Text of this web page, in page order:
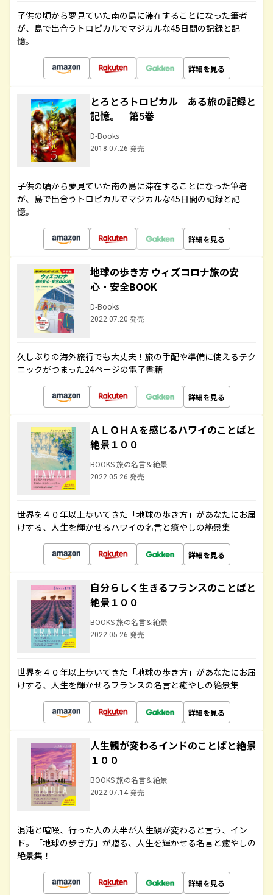
子供の頃から夢見ていた南の島に滞在することになった筆者
が、島で出合うトロピカルでマジカルな45日間の記録と記
憶。
詳細を見る
とろとろトロピカル ある旅の記録と
記憶。 第5巻
D-Books
2018.07.26 発売
子供の頃から夢見ていた南の島に滞在することになった筆者
が、島で出合うトロピカルでマジカルな45日間の記録と記
憶。
詳細を見る
地球の歩き方 ウィズコロナ旅の安
心・安全BOOK
D-Books
2022.07.20 発売
久しぶりの海外旅行でも大丈夫！旅の手配や準備に使えるテク
ニックがつまった24ページの電子書籍
詳細を見る
ＡＬＯＨＡを感じるハワイのことばと
絶景１００
BOOKS 旅の名言＆絶景
2022.05.26 発売
世界を４０年以上歩いてきた「地球の歩き方」があなたにお届
けする、人生を輝かせるハワイの名言と癒やしの絶景集
詳細を見る
自分らしく生きるフランスのことばと
絶景１００
BOOKS 旅の名言＆絶景
2022.05.26 発売
世界を４０年以上歩いてきた「地球の歩き方」があなたにお届
けする、人生を輝かせるフランスの名言と癒やしの絶景集
詳細を見る
人生観が変わるインドのことばと絶景
１００
BOOKS 旅の名言＆絶景
2022.07.14 発売
混沌と喧噪、行った人の大半が人生観が変わると言う、イン
ド。「地球の歩き方」が贈る、人生を輝かせる名言と癒やしの
絶景集！
詳細を見る